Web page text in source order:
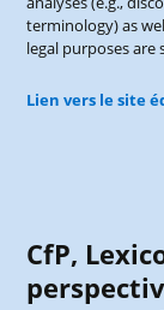
terminology) as
legal purposes are
Lien vers le site
CfP,